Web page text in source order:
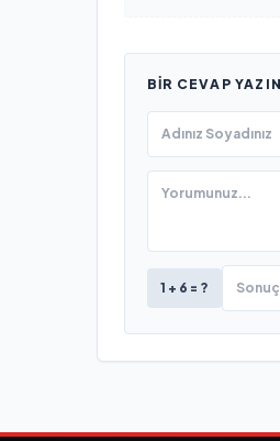
BIR CEVAP YAZIN
1 + 6 = ?